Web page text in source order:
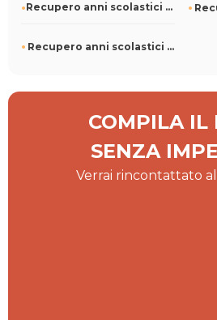
Recupero anni scolastici a Castagnole Piemonte
Recupero anni scolastici a Carezzano
COMPILA IL
SENZA
Verrai rincontattato